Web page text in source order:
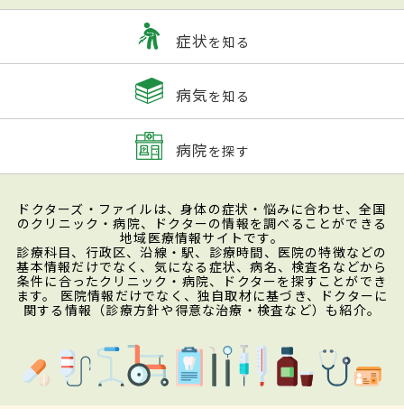
症状を知る
病気を知る
病院を探す
ドクターズ・ファイルは、身体の症状・悩みに合わせ、全国
のクリニック・病院、ドクターの情報を調べることができる
地域医療情報サイトです。
診療科目、行政区、沿線・駅、診療時間、医院の特徴などの
基本情報だけでなく、気になる症状、病名、検査名などから
条件に合ったクリニック・病院、ドクターを探すことができ
ます。 医院情報だけでなく、独自取材に基づき、ドクターに
関する情報（診療方針や得意な治療・検査など）も紹介。